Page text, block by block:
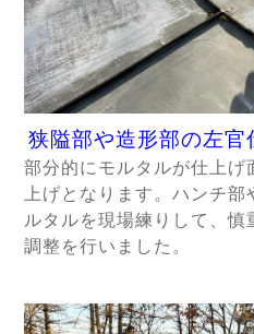
狭隘部や造形部の左官
部分的にモルタルが仕上げ
上げとなります。ハンチ
ルタルを現場練りして、
調整を行いました。